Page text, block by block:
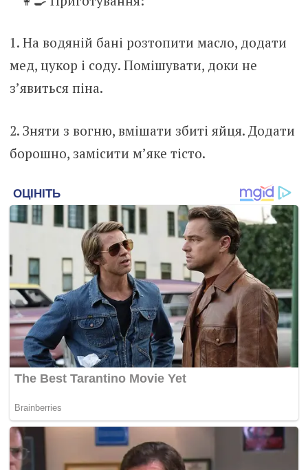
1. На водяній бані розтопити масло, додати
мед, цукор і соду. Помішувати, доки не
з’явиться піна.
2. Зняти з вогню, вмішати збиті яйця. Додати
борошно, замісити м’яке тісто.